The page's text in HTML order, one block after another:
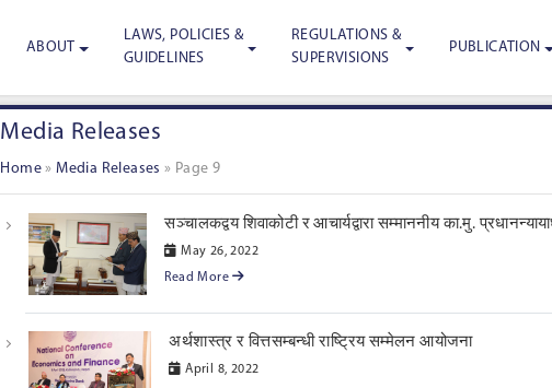
ABOUT
LAWS, POLICIES &
GUIDELINES
REGULATIONS &
SUPERVISIONS
PUBLICATION
Media Releases
Home »Media Releases » Page 9
सञ्चालकद्वय शिवाकोटी र आचार्यद्वारा सम्माननीय का.मु.
May 26, 2022
Read More
अर्थशास्त्र र वित्तसम्बन्धी राष्ट्रिय सम्मेलन आयोजना
April 8, 2022